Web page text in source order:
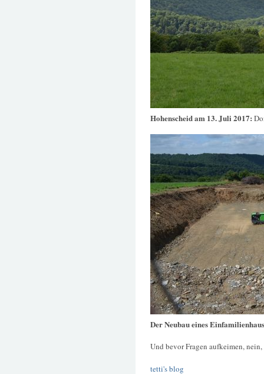
Hohenscheid am 13. Juli 2017:
Der Neubau eines
Und bevor Fragen aufkeimen,
tetti's blog